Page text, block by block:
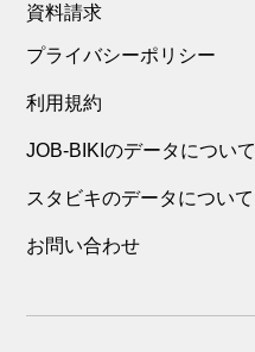
資料請求
プライバシーポリシー
利用規約
JOB-BIKIのデータについて
スタビキのデータについて
お問い合わせ